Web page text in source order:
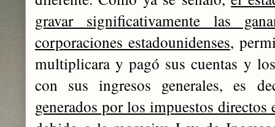
gravar significativamente las
corporaciones estadounidenses,
multiplicara y pagó sus cuentas y
con sus ingresos generales, es
generados por los impuestos directos